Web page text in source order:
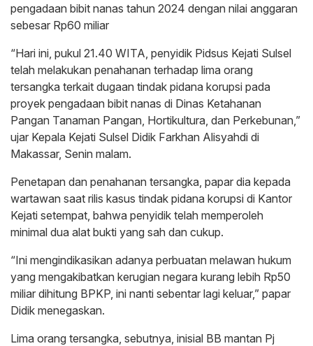
pengadaan bibit nanas tahun 2024 dengan nilai anggaran
sebesar Rp60 miliar
“Hari ini, pukul 21.40 WITA, penyidik Pidsus Kejati Sulsel
telah melakukan penahanan terhadap lima orang
tersangka terkait dugaan tindak pidana korupsi pada
proyek pengadaan bibit nanas di Dinas Ketahanan
Pangan Tanaman Pangan, Hortikultura, dan Perkebunan,”
ujar Kepala Kejati Sulsel Didik Farkhan Alisyahdi di
Makassar, Senin malam.
Penetapan dan penahanan tersangka, papar dia kepada
wartawan saat rilis kasus tindak pidana korupsi di Kantor
Kejati setempat, bahwa penyidik telah memperoleh
minimal dua alat bukti yang sah dan cukup.
“Ini mengindikasikan adanya perbuatan melawan hukum
yang mengakibatkan kerugian negara kurang lebih Rp50
miliar dihitung BPKP, ini nanti sebentar lagi keluar,” papar
Didik menegaskan.
Lima orang tersangka, sebutnya, inisial BB mantan Pj